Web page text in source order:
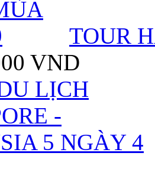
TOUR
VND